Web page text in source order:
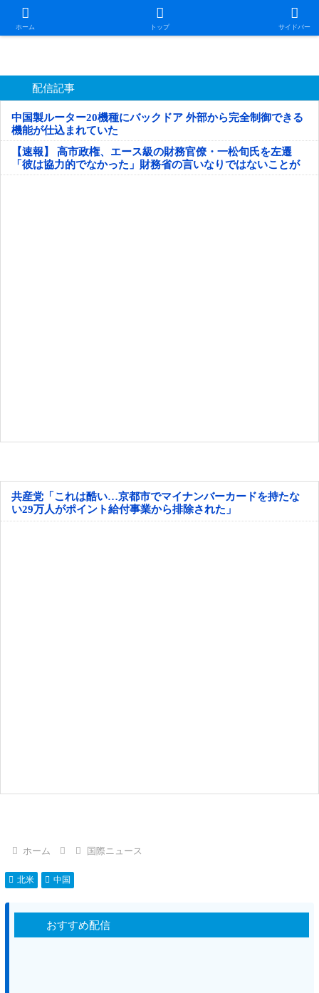
ホーム トップ サイドバー
日本第一！ニュース録
配信記事
中国製ルーター20機種にバックドア 外部から完全制御できる
機能が仕込まれていた
【速報】 高市政権、エース級の財務官僚・一松旬氏を左遷
「彼は協力的でなかった」財務省の言いなりではないことが
判明
共産党「これは酷い…京都市でマイナンバーカードを持たな
い29万人がポイント給付事業から排除された」
ホーム 国際ニュース
北米 中国
おすすめ配信